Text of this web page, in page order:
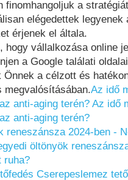
finomhangoljuk a
elégedettek
érjenek el általa.
hogy vállalkozása online
a Google találati
Önnek a célzott és
megvalósításában.Az idő
anti-aging terén? Az idő
anti-aging terén?
reneszánsza 2024-ben -
öltönyök
ruha?
Cserepeslemez